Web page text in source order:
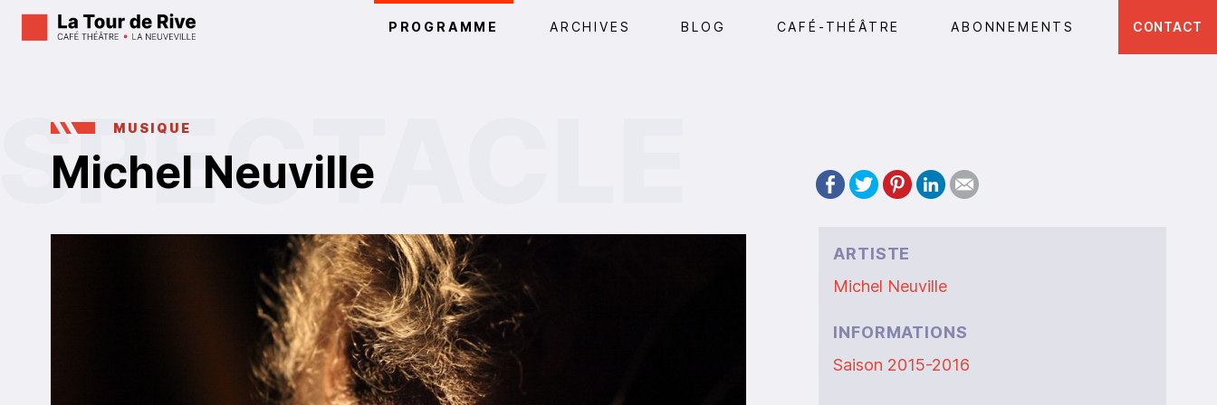
PROGRAMME ARCHIVES BLOG CAFÉ-THÉÂTRE ABONNEMENTS CONTACT
MUSIQUE
Michel Neuville
ARTISTE
Michel Neuville
INFORMATIONS
Saison 2015-2016